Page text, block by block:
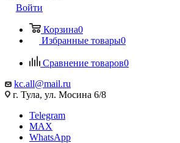
Войти
Корзина0
Избранные товары0
Сравнение товаров0
kc.all@mail.ru
г. Тула, ул. Мосина 6/8
Telegram
MAX
WhatsApp